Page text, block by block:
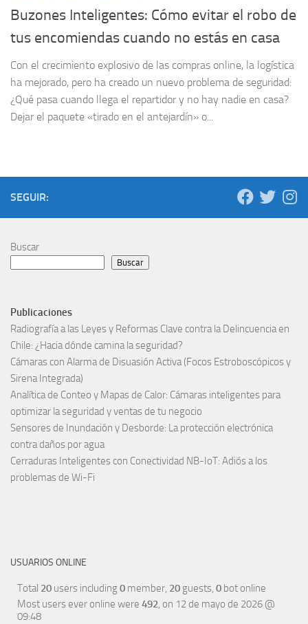
Buzones Inteligentes: Cómo evitar el robo de
tus encomiendas cuando no estás en casa
Con el crecimiento explosivo de las compras online, la logística
ha mejorado, pero ha creado un nuevo problema de seguridad:
¿Qué pasa cuando llega el repartidor y no hay nadie en casa?
Dejar el paquete «tirado en el antejardín» o...
SEGUIR:
Buscar
Buscar
Publicaciones
Radiografía a las Leyes y Reformas Clave contra la Delincuencia en
Chile: ¿Hacia dónde camina la seguridad?
Cámaras con Alarma de Disuasión Activa (Focos Estroboscópicos y
Sirena Integrada)
Analítica de Conteo y Mapas de Calor: Cámaras inteligentes para
optimizar la seguridad y ventas de tu negocio
Sensores de Inundación y Desborde: La protección electrónica
contra daños por agua
Cerraduras Inteligentes con Conectividad NB-IoT: Adiós a los
problemas de Wi-Fi
USUARIOS ONLINE
Total 20 users including0 member, 20 guests, 0 bot online
Most users ever online were 492, on 12 de mayo de 2026 @
09:48